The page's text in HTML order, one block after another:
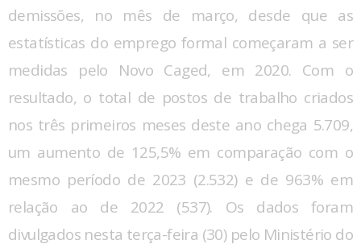
demissões, no mês de março, desde que as
estatísticas do emprego formal começaram a ser
medidas pelo Novo Caged, em 2020. Com o
resultado, o total de postos de trabalho criados
nos três primeiros meses deste ano chega 5.709,
um aumento de 125,5% em comparação com o
mesmo período de 2023 (2.532) e de 963% em
relação ao de 2022 (537). Os dados foram
divulgados nesta terça-feira (30) pelo Ministério do